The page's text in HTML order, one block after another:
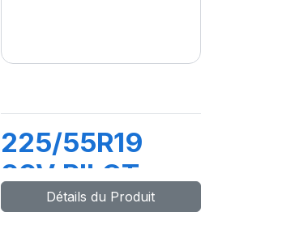
225/55R19
99V PILOT
SPORT 4 SUV
Détails du Produit